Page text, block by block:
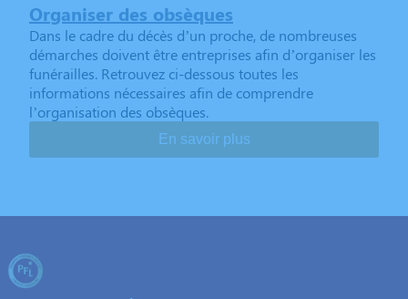
Organiser des obsèques
Dans le cadre du décès d’un proche, de nombreuses
démarches doivent être entreprises afin d’organiser les
funérailles. Retrouvez ci-dessous toutes les
informations nécessaires afin de comprendre
l’organisation des obsèques.
En savoir plus